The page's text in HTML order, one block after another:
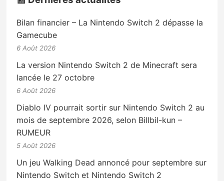
Bilan financier – La Nintendo Switch 2 dépasse la
Gamecube
6 Août 2026
La version Nintendo Switch 2 de Minecraft sera
lancée le 27 octobre
6 Août 2026
Diablo IV pourrait sortir sur Nintendo Switch 2 au
mois de septembre 2026, selon Billbil-kun –
RUMEUR
5 Août 2026
Un jeu Walking Dead annoncé pour septembre sur
Nintendo Switch et Nintendo Switch 2